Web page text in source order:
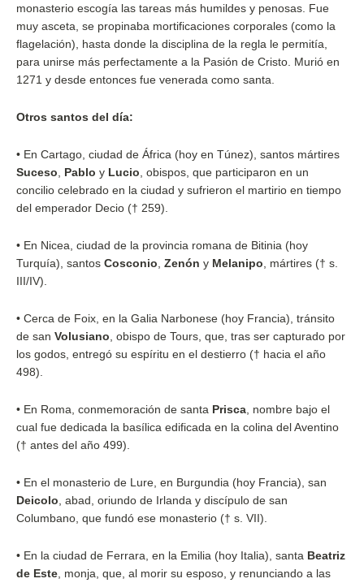
monasterio escogía las tareas más humildes y penosas. Fue
muy asceta, se propinaba mortificaciones corporales (como la
flagelación), hasta donde la disciplina de la regla le permitía,
para unirse más perfectamente a la Pasión de Cristo. Murió en
1271 y desde entonces fue venerada como santa.
Otros santos del día:
• En Cartago, ciudad de África (hoy en Túnez), santos mártires
Suceso
Pablo y Lucio , obispos, que participaron en un
concilio celebrado en la ciudad y sufrieron el martirio en tiempo
del emperador Decio († 259).
• En Nicea, ciudad de la provincia romana de Bitinia (hoy
Turquía), santos Cosconio Zenón y Melanipo , mártires († s.
III/IV).
• Cerca de Foix, en la Galia Narbonese (hoy Francia), tránsito
de san Volusiano , obispo de Tours, que, tras ser capturado por
los godos, entregó su espíritu en el destierro († hacia el año
498).
• En Roma, conmemoración de santa Prisca , nombre bajo el
cual fue dedicada la basílica edificada en la colina del Aventino
(† antes del año 499).
• En el monasterio de Lure, en Burgundia (hoy Francia), san
Deicolo , abad, oriundo de Irlanda y discípulo de san
Columbano, que fundó ese monasterio († s. VII).
• En la ciudad de Ferrara, en la Emilia (hoy Italia), santa Beatriz
de Este , monja, que, al morir su esposo, y renunciando a las